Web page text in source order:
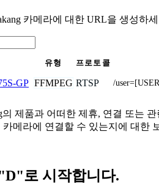
카메라에 대한 URL을 생성하
유형 프로토콜
GP FFMPEG RTSP /
의 제품과 어떠한 제휴, 연결 또는
메라에 연결할 수 있는지에 대한
로 시작합니다.